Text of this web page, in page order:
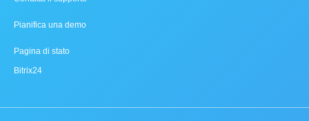
Pianifica una demo
Pagina di stato
Bitrix24